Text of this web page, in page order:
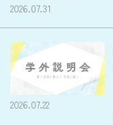
2026.07.31
2026.07.22